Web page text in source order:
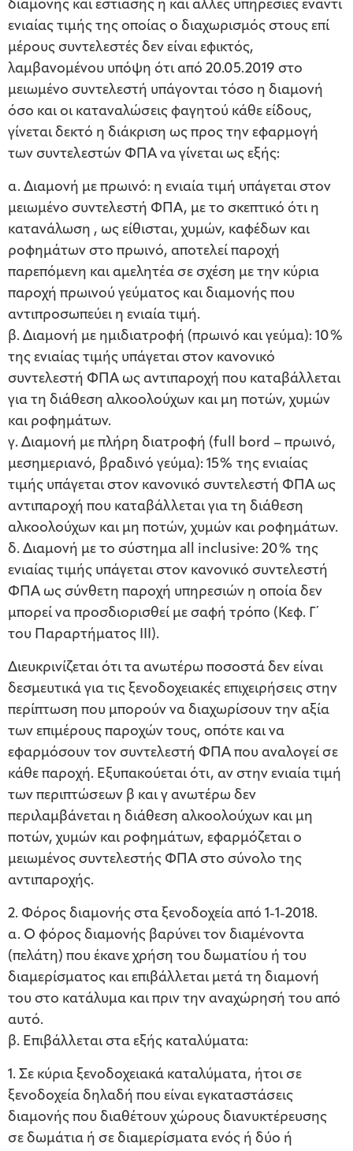
διαμονής και εστίασης ή και άλλες υπηρεσίες έναντι
ενιαίας τιμής της οποίας ο διαχωρισμός στους επί
μέρους συντελεστές δεν είναι εφικτός,
λαμβανομένου υπόψη ότι από 20.05.2019 στο
μειωμένο συντελεστή υπάγονται τόσο η διαμονή
όσο και οι καταναλώσεις φαγητού κάθε είδους,
γίνεται δεκτό η διάκριση ως προς την εφαρμογή
των συντελεστών ΦΠΑ να γίνεται ως εξής:
α. Διαμονή με πρωινό: η ενιαία τιμή υπάγεται στον
μειωμένο συντελεστή ΦΠΑ, με το σκεπτικό ότι η
κατανάλωση , ως είθισται, χυμών, καφέδων και
ροφημάτων στο πρωινό, αποτελεί παροχή
παρεπόμενη και αμελητέα σε σχέση με την κύρια
παροχή πρωινού γεύματος και διαμονής που
αντιπροσωπεύει η ενιαία τιμή.
β. Διαμονή με ημιδιατροφή (πρωινό και γεύμα): 10%
της ενιαίας τιμής υπάγεται στον κανονικό
συντελεστή ΦΠΑ ως αντιπαροχή που καταβάλλεται
για τη διάθεση αλκοολούχων και μη ποτών, χυμών
και ροφημάτων.
γ. Διαμονή με πλήρη διατροφή (full bord – πρωινό,
μεσημεριανό, βραδινό γεύμα): 15% της ενιαίας
τιμής υπάγεται στον κανονικό συντελεστή ΦΠΑ ως
αντιπαροχή που καταβάλλεται για τη διάθεση
αλκοολούχων και μη ποτών, χυμών και ροφημάτων.
δ. Διαμονή με το σύστημα all inclusive: 20% της
ενιαίας τιμής υπάγεται στον κανονικό συντελεστή
ΦΠΑ ως σύνθετη παροχή υπηρεσιών η οποία δεν
μπορεί να προσδιορισθεί με σαφή τρόπο (Κεφ. Γ΄
του Παραρτήματος ΙΙΙ).
Διευκρινίζεται ότι τα ανωτέρω ποσοστά δεν είναι
δεσμευτικά για τις ξενοδοχειακές επιχειρήσεις στην
περίπτωση που μπορούν να διαχωρίσουν την αξία
των επιμέρους παροχών τους, οπότε και να
εφαρμόσουν τον συντελεστή ΦΠΑ που αναλογεί σε
κάθε παροχή. Εξυπακούεται ότι, αν στην ενιαία τιμή
των περιπτώσεων β και γ ανωτέρω δεν
περιλαμβάνεται η διάθεση αλκοολούχων και μη
ποτών, χυμών και ροφημάτων, εφαρμόζεται ο
μειωμένος συντελεστής ΦΠΑ στο σύνολο της
αντιπαροχής.
2. Φόρος διαμονής στα ξενοδοχεία από 1-1-2018.
α. Ο φόρος διαμονής βαρύνει τον διαμένοντα
(πελάτη) που έκανε χρήση του δωματίου ή του
διαμερίσματος και επιβάλλεται μετά τη διαμονή
του στο κατάλυμα και πριν την αναχώρησή του από
αυτό.
β. Επιβάλλεται στα εξής καταλύματα:
1. Σε κύρια ξενοδοχειακά καταλύματα, ήτοι σε
ξενοδοχεία δηλαδή που είναι εγκαταστάσεις
διαμονής που διαθέτουν χώρους διανυκτέρευσης
σε δωμάτια ή σε διαμερίσματα ενός ή δύο ή